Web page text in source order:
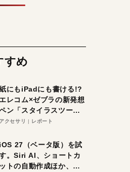
すめ
にもiPadにも書ける!?
エレコム×ゼブラの新発想
ン「スタイラスツーウ
ェイ」レビュー。持ち替
アクセサリ レポート
iOS 27（ベータ版）を試
。Siri AI、ショートカ
ットの自動作成ほか、期